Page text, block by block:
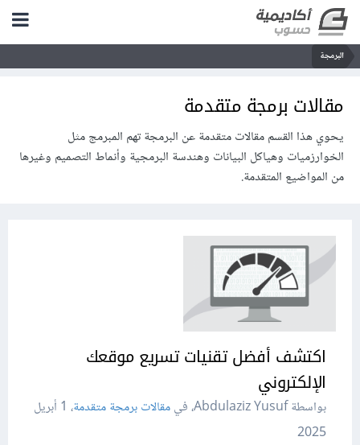
البرمجة
مقالات برمجة متقدمة
يحوي هذا القسم مقالات متقدمة عن البرمجة تهم المبرمج مثل
الخوارزميات وهياكل البيانات وهندسة البرمجية وأنماط التصميم وغيرها
من المواضيع المتقدمة.
اكتشف أفضل تقنيات تسريع موقعك
الإلكتروني
بواسطة Abdulaziz Yusuf، في مقالات برمجة متقدمة،
1 أبريل
2025